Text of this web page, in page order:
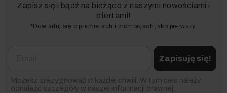
Zapisz się i bądź na bieżąco z naszymi nowościami i
ofertami!
*Dowiaduj się o premierach i promocjach jako pierwszy.
Zapisuję się!
Możesz zrezygnować w każdej chwili. W tym celu należy
odnaleźć szczegóły w naszej informacji prawnej.